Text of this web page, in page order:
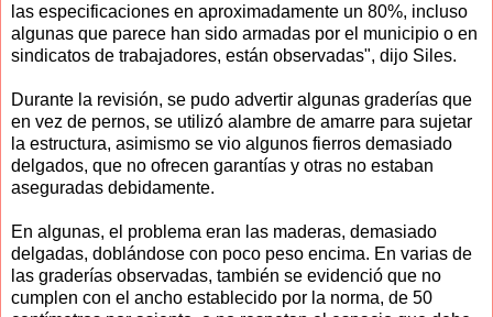
las especificaciones en aproximadamente un 80%, incluso
algunas que parece han sido armadas por el municipio o en
sindicatos de trabajadores, están observadas", dijo Siles.
Durante la revisión, se pudo advertir algunas graderías que
en vez de pernos, se utilizó alambre de amarre para sujetar
la estructura, asimismo se vio algunos fierros demasiado
delgados, que no ofrecen garantías y otras no estaban
aseguradas debidamente.
En algunas, el problema eran las maderas, demasiado
delgadas, doblándose con poco peso encima. En varias de
las graderías observadas, también se evidenció que no
cumplen con el ancho establecido por la norma, de 50